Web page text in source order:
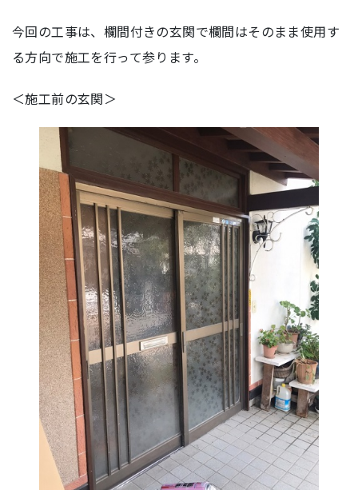
今回の工事は、欄間付きの玄関で欄間はそのまま使用す
る方向で施工を行って参ります。
＜施工前の玄関＞